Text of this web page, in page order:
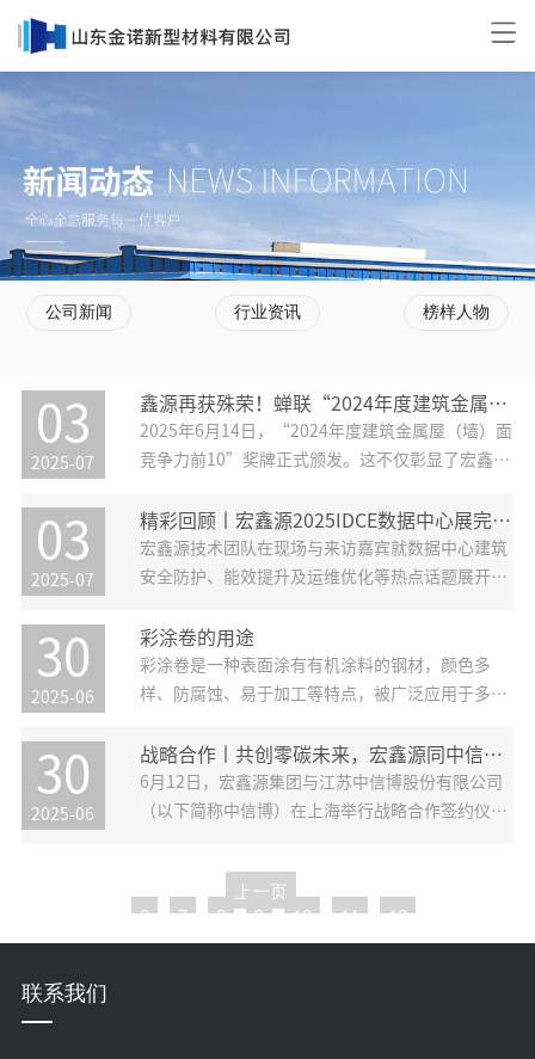
公司新闻 行业资讯 榜样人物
03
2025-07
鑫源再获殊荣！蝉联“2024年度建筑金属屋（墙）面竞争力十强
2025年6月14日，“2024年度建筑金属屋（墙）面
竞争力前10”奖牌正式颁发。这不仅彰显了宏鑫源
争力，更是其连续多年蝉联十强榜单的荣耀延续。
03
2025-07
精彩回顾丨宏鑫源2025IDCE数据中心展完美收官！
宏鑫源技术团队在现场与来访嘉宾就数据中心建筑
安全防护、能效提升及运维优化等热点话题展开深
天气、节能降耗、防火防爆等多种场景方面展现出
显著优势。
30
2025-06
彩涂卷的用途
彩涂卷是一种表面涂有有机涂料的钢材，颜色多
样、防腐蚀、易于加工等特点，被广泛应用于多个
泛。它通常以热镀锌钢板和热镀铝锌钢板为基材，
被加工成瓦楞板或与聚氨酯复合夹芯板，用于建造
钢结构厂房、机场、库房、冷冻库等工业和商业建
30
2025-06
战略合作丨共创零碳未来，宏鑫源同中信博举行签约仪式！
6月12日，宏鑫源集团与江苏中信博股份有限公司
（以下简称中信博）在上海举行战略合作签约仪
上一页
6
7 8 9 10 11
12
下一页
联系我们